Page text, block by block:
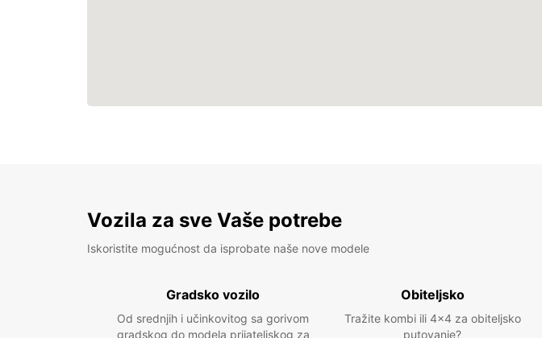
Vozila za sve Vaše potrebe
Iskoristite mogućnost da isprobate naše nove modele
Gradsko vozilo
Od srednjih i učinkovitog sa gorivom
gradskog do modela prijateljskog za
Obiteljsko
Tražite kombi ili 4x4 za obiteljsko
putovanje?